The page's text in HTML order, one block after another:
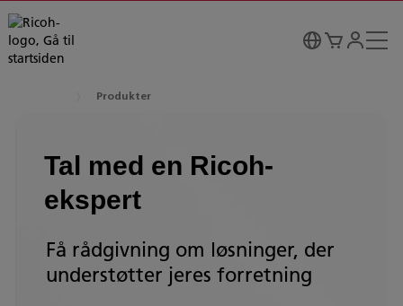
Produkter
Tal med en Ricoh-
ekspert
Få rådgivning om løsninger, der
understøtter jeres forretning